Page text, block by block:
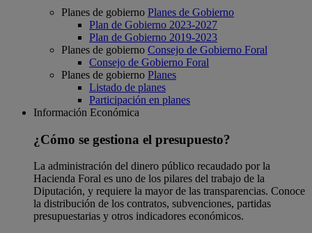
Planes de gobierno Planes de Gobierno
Plan de Gobierno 2023-2027
Plan de Gobierno 2019-2023
Planes de gobierno Consejo de Gobierno Foral
Consejo de Gobierno Foral
Planes de gobierno Planes
Listado de planes
Participación en planes
Información Económica
¿Cómo se gestiona el presupuesto?
La administración del dinero público recaudado por la
Hacienda Foral es uno de los pilares del trabajo de la
Diputación, y requiere la mayor de las transparencias. Conoce
la distribución de los contratos, subvenciones, partidas
presupuestarias y otros indicadores económicos.